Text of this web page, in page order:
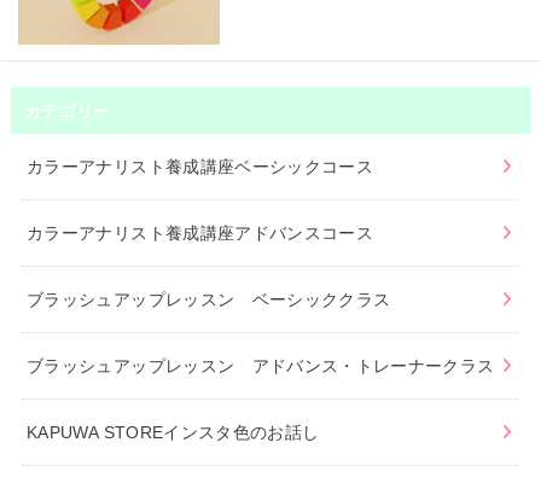
カテゴリー
カラーアナリスト養成講座ベーシックコース
カラーアナリスト養成講座アドバンスコース
ブラッシュアップレッスン ベーシッククラス
ブラッシュアップレッスン アドバンス・トレーナークラス
KAPUWA STOREインスタ色のお話し